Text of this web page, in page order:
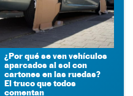
¿Por qué se ven vehículos
aparcados al sol con
cartones en las ruedas?
El truco que todos
comentan